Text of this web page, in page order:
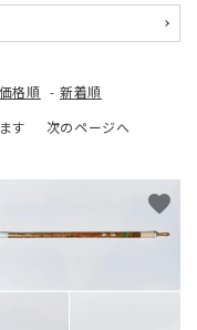
価格順 - 新着順
す
次のページへ
favorite